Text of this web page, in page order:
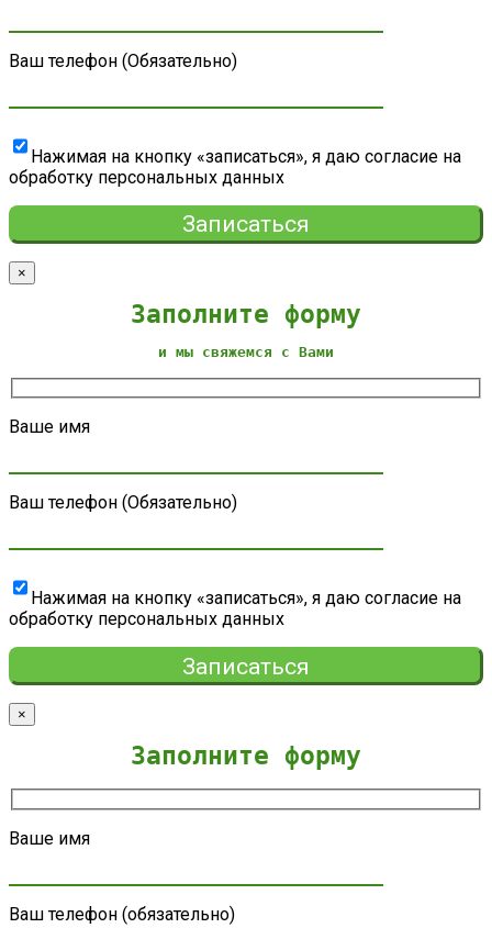
Ваш телефон (Обязательно)
Нажимая на кнопку «записаться», я даю согласие на
обработку персональных данных
×
Заполните форму
и мы свяжемся с Вами
Ваше имя
Ваш телефон (Обязательно)
Нажимая на кнопку «записаться», я даю согласие на
обработку персональных данных
×
Заполните форму
Ваше имя
Ваш телефон (обязательно)